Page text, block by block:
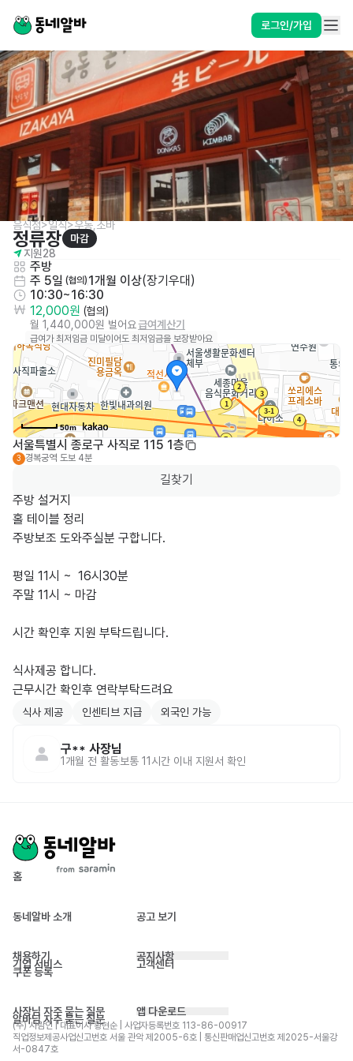
로그인/가입
음식점>일식>우동,소바
정류장
마감
지원28
주방
주 5일 (협의) 1개월 이상(장기우대 )
10:30~16:30
12,000원 (협의)
월 1,440,000원 벌어요급여계산기
급여가 최저임금 미달이어도 최저임금을 보장받아요
50m
서울특별시 종로구 사직로 115 1층
3 경복궁역 도보 4분
길찾기
주방 설거지
홀 테이블 정리
주방보조 도와주실분 구합니다.
평일 11시 ~  16시30분
주말 11시 ~ 마감
시간 확인후 지원 부탁드립니다.
식사제공 합니다.
근무시간 확인후 연락부탁드려요
식사 제공 인센티브 지급 외국인 가능
구** 사장님
1개월 전 활동 보통 11시간 이내 지원서 확인
홈
동네알바 소개 공고 보기
채용하기
기업 서비스
쿠폰 등록
공지사항
고객센터
사장님 자주 묻는 질문
알바님 자주 묻는 질문
앱 다운로드
(주) 사람인 | 대표이사 황현순 | 사업자등록번호 113-86-00917
직업정보제공사업신고번호 서울 관악 제2005-6호 | 통신판매업신고번호 제2025-서울강
서-0847호